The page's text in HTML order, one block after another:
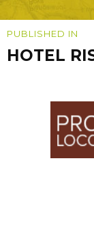
articoli
PUBLISHED IN
HOTEL